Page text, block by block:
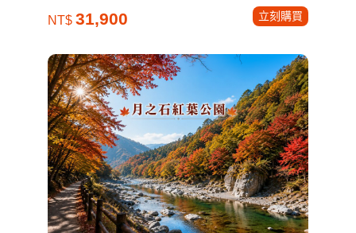
NT$ 31,900 立刻購買